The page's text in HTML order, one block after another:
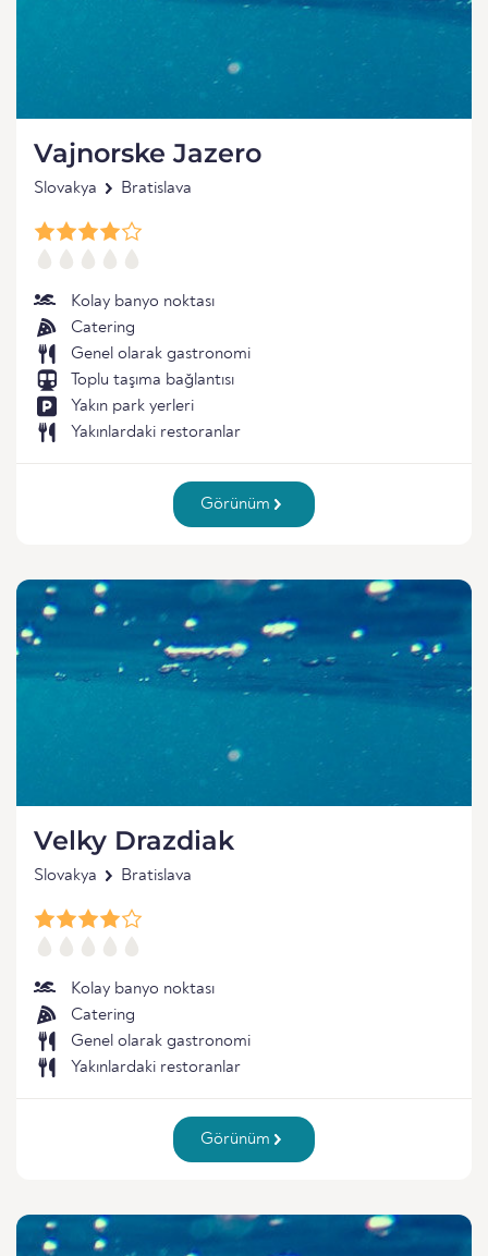
Vajnorske Jazero
Slovakya Bratislava
Kolay banyo noktası
Catering
Genel olarak gastronomi
Toplu taşıma bağlantısı
Yakın park yerleri
Yakınlardaki restoranlar
Görünüm
Velky Drazdiak
Slovakya Bratislava
Kolay banyo noktası
Catering
Genel olarak gastronomi
Yakınlardaki restoranlar
Görünüm